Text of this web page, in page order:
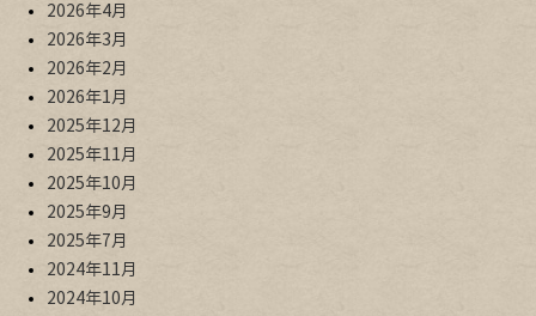
2026年4月
2026年3月
2026年2月
2026年1月
2025年12月
2025年11月
2025年10月
2025年9月
2025年7月
2024年11月
2024年10月